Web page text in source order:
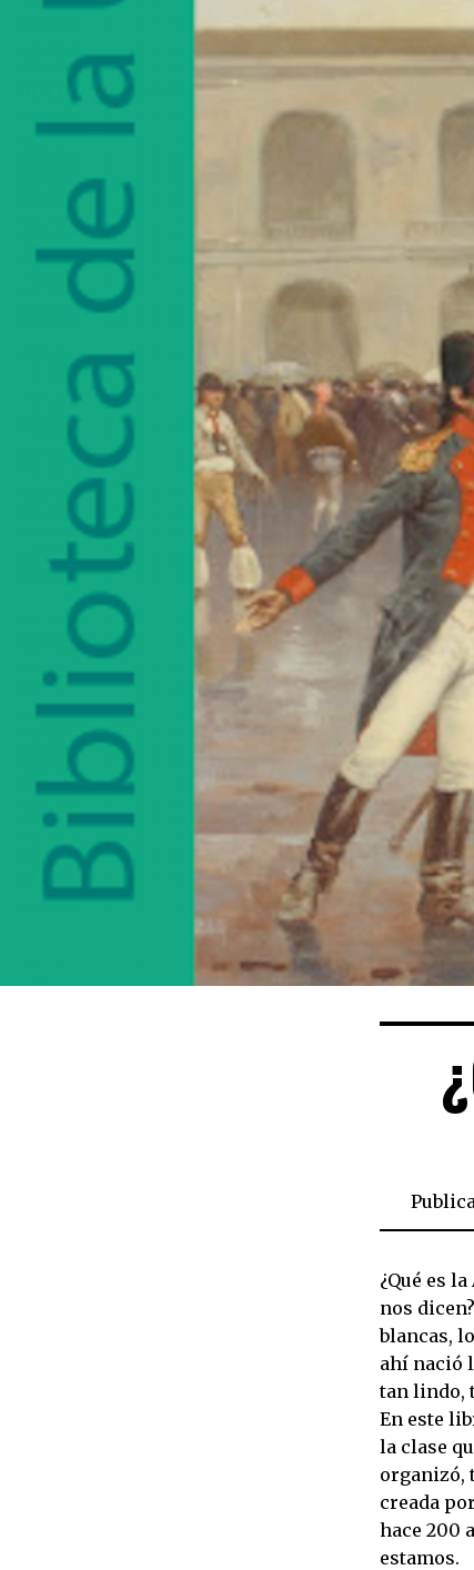
¿Qué es
nos
blancas,
ahí nació
tan lindo,
En este
la clase
organizó,
creada
hace 200
estamos.